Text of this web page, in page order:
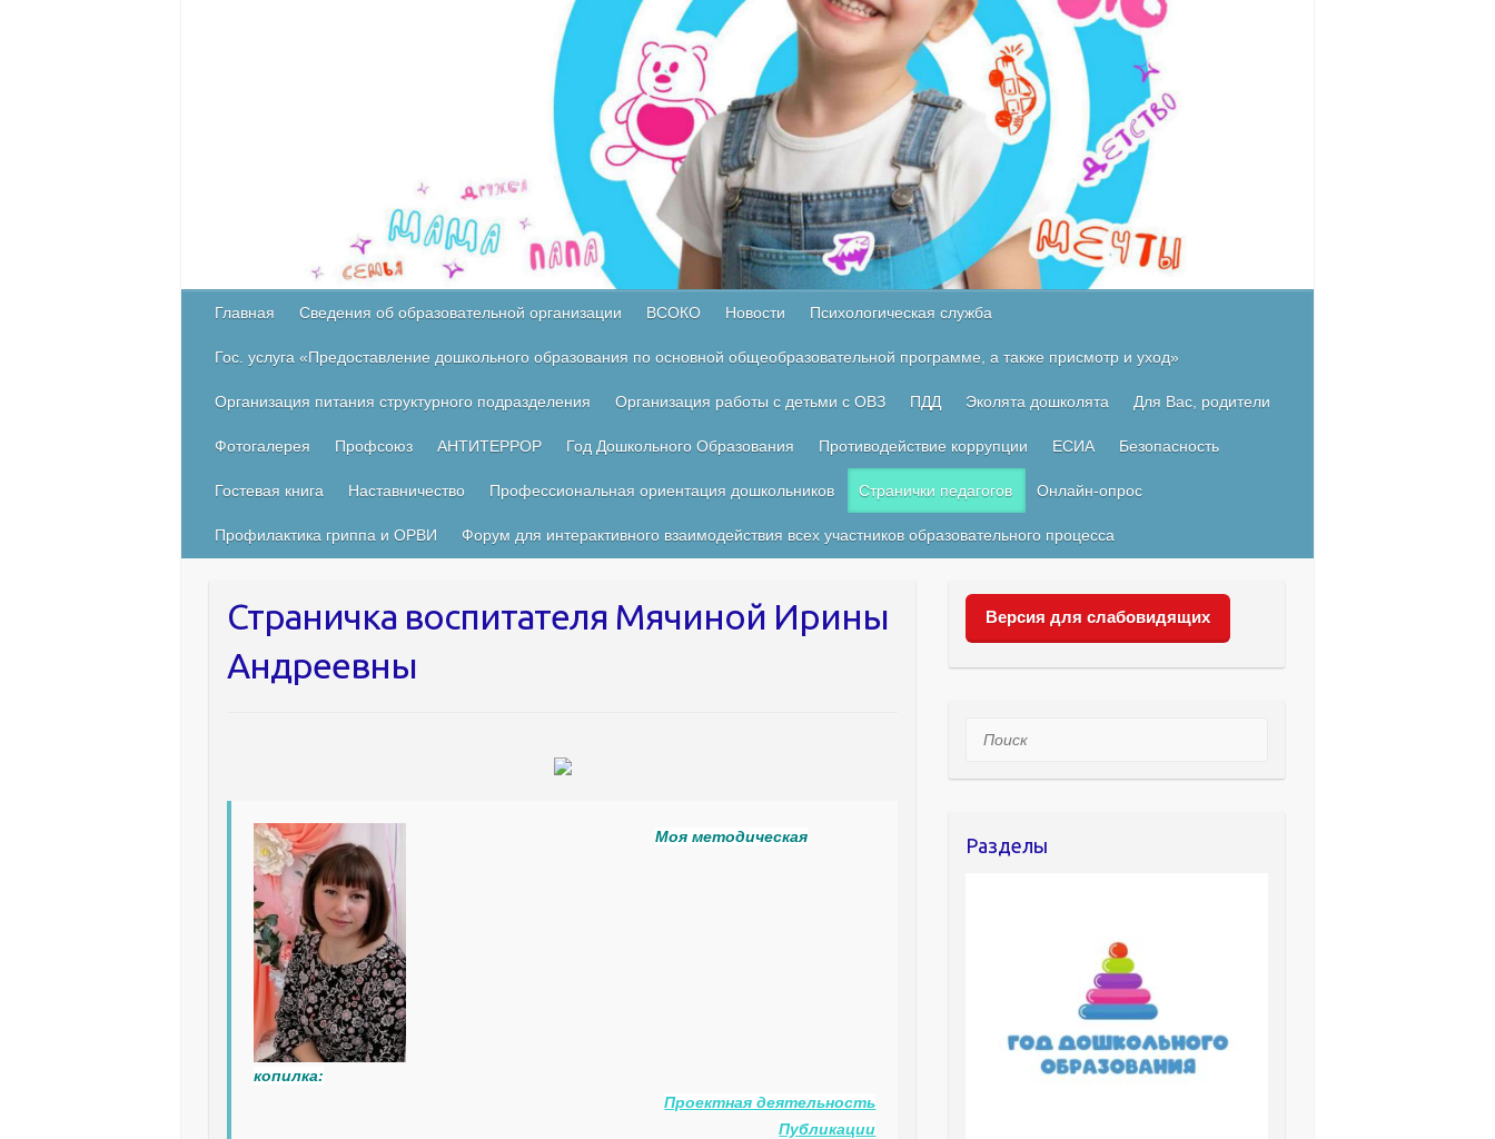
Главная Сведения об образовательной организации ВСОКО Новости Психологическая служба
Гос. услуга «Предоставление дошкольного образования по основной общеобразовательной программе, а также присмотр и уход»
Организация питания структурного подразделения Организация работы с детьми с ОВЗ ПДД Эколята дошколята Для Вас, родители
Фотогалерея Профсоюз АНТИТЕРРОР Год Дошкольного Образования Противодействие коррупции ЕСИА Безопасность
Гостевая книга Наставничество Профессиональная ориентация дошкольников Странички педагогов Онлайн-опрос
Профилактика гриппа и ОРВИ Форум для интерактивного взаимодействия всех участников образовательного процесса
Страничка воспитателя Мячиной Ирины
Андреевны
Моя методическая
копилка:
Проектная деятельность
Публикации
Версия для слабовидящих
Поиск
Разделы